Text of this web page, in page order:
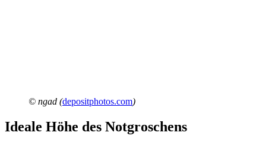
© ngad (depositphotos.com)
Ideale Höhe des Notgroschens